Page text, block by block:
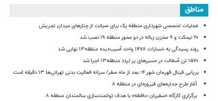
مناطق
عملیات تخصصی شهرداری منطقه یک برای صیانت از چنارهای میدان تجریش
۲۰ نیمکت و ۹ مخزن زباله در دو محور منطقه ۱۹ نصب شد
روند رسیدگی به خسارات ۱۴۷۸ واحد آسیب‌دیده منطقه۱۳ نهایی شد
۱۵۷۰ تن آسفالت در مسیرهای پر تردد منطقه۱۳ اجرا شد
برپایی فینال قهرمان شهر ۴؛ بعد از ماه صفر/ سرانه فعالیت بدنی تهرانی‌ها ۱۳ دقیقه است
آغاز طرح جداره‌های فیروزه‌ای در منطقه ۸
برگزاری کارگاه «سفیران حافظه» با هدف توانمندسازی سالمندان منطقه ۸